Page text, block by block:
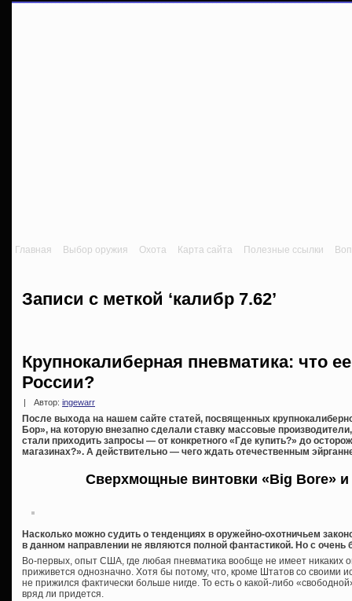
Главная Выбор оружия Охота Карта сайта Полезные ссылки
Записи с меткой ‘калибр 7.62’
Крупнокалиберная пневматика: что
России?
Автор: ingewarr
После выхода на нашем сайте статей, посвященных
Бор», на которую внезапно сделали ставку массовые
стали приходить запросы — от конкретного «Где купить?» до
магазинах?». А действительно — чего ждать отечественным
Сверхмощные винтовки «Big Bore» и
Насколько можно судить о тенденциях в оружейно-охотничьем
в данном направлении не являются полной фантастикой. Но с очень
Во-первых, опыт США, где любая пневматика вообще не имеет никаких
приживется однозначно. Хотя бы потому, что, кроме Штатов со своими
не прижился фактически больше нигде. То есть о какой-либо
вряд ли придется.